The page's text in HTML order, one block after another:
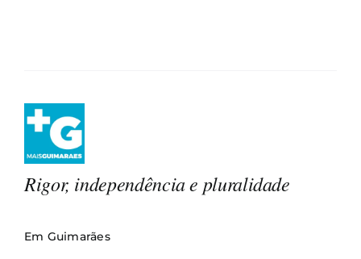
Rigor, independência e pluralidade
Em Guimarães